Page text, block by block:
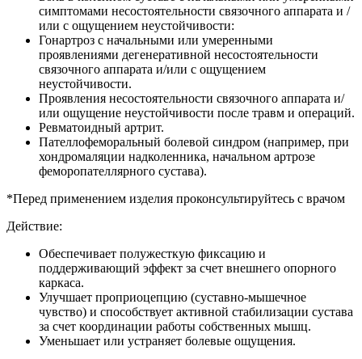
симптомами несостоятельности связочного аппарата и /
или с ощущением неустойчивости:
Гонартроз с начальными или умеренными
проявлениями дегенеративной несостоятельности
связочного аппарата и/или с ощущением
неустойчивости.
Проявления несостоятельности связочного аппарата и/
или ощущение неустойчивости после травм и операций.
Ревматоидный артрит.
Пателлофеморальный болевой синдром (например, при
хондромаляции надколенника, начальном артрозе
феморопателлярного сустава).
*Перед применением изделия проконсультируйтесь с врачом
Действие:
Обеспечивает полужесткую фиксацию и
поддерживающий эффект за счет внешнего опорного
каркаса.
Улучшает проприоцепцию (суставно-мышечное
чувство) и способствует активной стабилизации сустава
за счет координации работы собственных мышц.
Уменьшает или устраняет болевые ощущения.